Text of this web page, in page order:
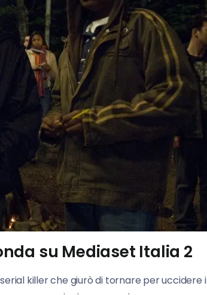
su Mediaset Italia 2
killer che giurò di tornare per uccidere i